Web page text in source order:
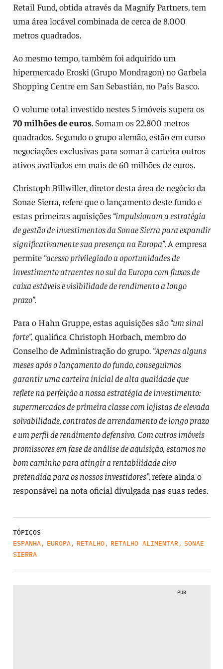
Retail Fund, obtida através da Magnify Partners, tem
uma área locável combinada de cerca de 8.000
metros quadrados.
Ao mesmo tempo, também foi adquirido um
hipermercado Eroski (Grupo Mondragon) no Garbela
Shopping Centre em San Sebastián, no País Basco.
O volume total investido nestes 5 imóveis supera os
70 milhões de euros. Somam os 22.800 metros
quadrados. Segundo o grupo alemão, estão em curso
negociações exclusivas para somar à carteira outros
ativos avaliados em mais de 60 milhões de euros.
Christoph Billwiller, diretor desta área de negócio da
Sonae Sierra, refere que o lançamento deste fundo e
estas primeiras aquisições “impulsionam a estratégia
de gestão de investimentos da Sonae Sierra para expandir
significativamente sua presença na Europa”. A empresa
permite “acesso privilegiado a oportunidades de
investimento atraentes no sul da Europa com fluxos de
caixa estáveis ​​e visibilidade de rendimento a longo
prazo”.
Para o Hahn Gruppe, estas aquisições são“um sinal
forte”, qualifica Christoph Horbach, membro do
Conselho de Administração do grupo. “Apenas alguns
meses após o lançamento do fundo, conseguimos
garantir uma carteira inicial de alta qualidade que
reflete na perfeição a nossa estratégia de investimento:
supermercados de primeira classe com lojistas de elevada
solvabilidade, contratos de arrendamento de longo prazo
e um perfil de rendimento defensivo. Com outros imóveis
promissores em fase de análise de aquisição, estamos no
bom caminho para atingir a rentabilidade alvo
pretendida para os nossos investidores”,refere ainda o
responsável na nota oficial divulgada nas suas redes.
TÓPICOS
ESPANHA, EUROPA, RETALHO, RETALHO ALIMENTAR, SONAE
SIERRA
PUB